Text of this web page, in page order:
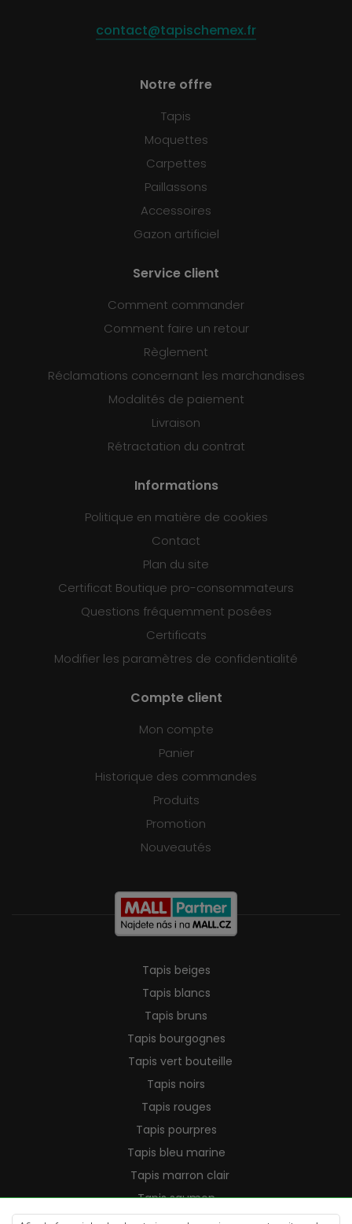
contact@tapischemex.fr
Notre offre
Tapis
Moquettes
Carpettes
Paillassons
Accessoires
Gazon artificiel
Service client
Comment commander
Comment faire un retour
Règlement
Réclamations concernant les marchandises
Modalités de paiement
Livraison
Rétractation du contrat
Informations
Politique en matière de cookies
Contact
Plan du site
Certificat Boutique pro-consommateurs
Questions fréquemment posées
Certificats
Modifier les paramètres de confidentialité
Compte client
Mon compte
Panier
Historique des commandes
Produits
Promotion
Nouveautés
Tapis beiges
Tapis blancs
Tapis bruns
Tapis bourgognes
Tapis vert bouteille
Tapis noirs
Tapis rouges
Tapis pourpres
Tapis bleu marine
Tapis marron clair
Tapis saumon